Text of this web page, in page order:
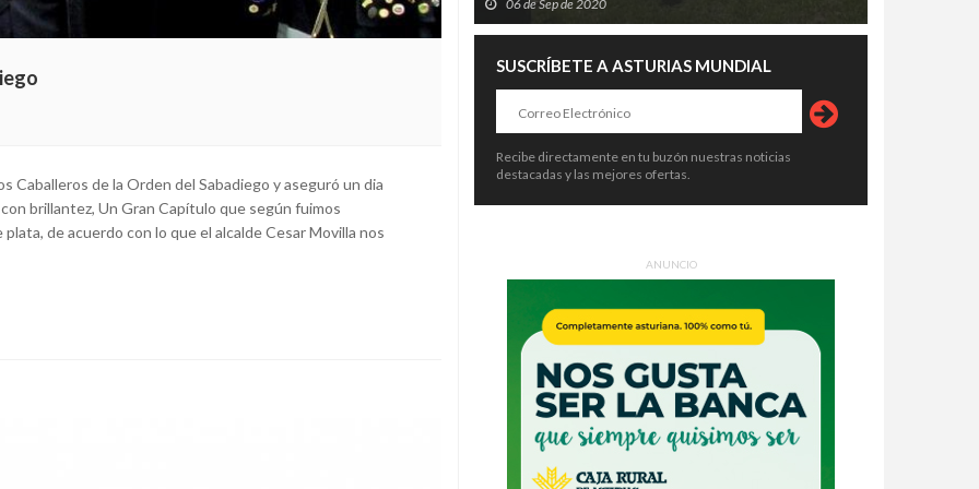
Caballeros de la Orden del Sabadiego y aseguró un dia
brillantez, Un Gran Capítulo que según fuimos
de acuerdo con lo que el alcalde Cesar Movilla nos
06 de Sep de 2020
SUSCRÍBETE A ASTURIAS MUNDIAL
Recibe directamente en tu buzón nuestras noticias
destacadas y las mejores ofertas.
ANUNCIO